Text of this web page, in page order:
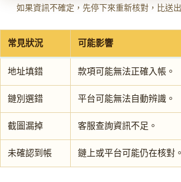
如果資訊不確定，先停下來重新核對，比送
常見狀況 可能影響
地址填錯 款項可能無法正確入帳。
鏈別選錯 平台可能無法自動辨識。
截圖漏掉 客服查詢資訊不足。
未確認到帳 鏈上或平台可能仍在核對。